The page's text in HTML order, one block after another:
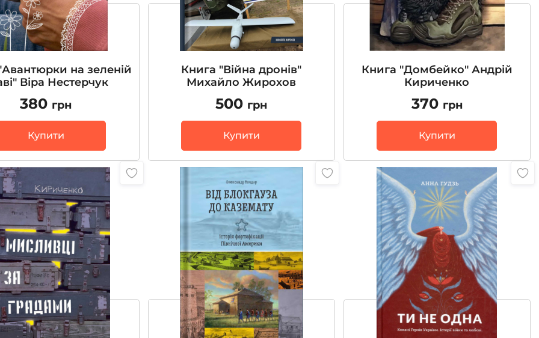
на зеленій
Віра Нестерчук
380 грн
Купити
Книга "Війна дронів"
Михайло Жирохов
500 грн
Купити
Книга "Домбейко" Андрій
Кириченко
370 грн
Купити